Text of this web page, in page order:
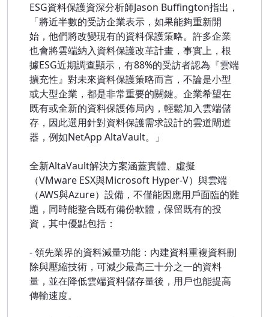
ESG資料保護資深分析師Jason Buffington指出，
「將近半數的受訪企業表示，如果能夠重新開
始，他們將改變現有的資料保護策略。許多企業
也會將雲端納入資料保護改革計畫，事實上，根
據ESG近期調查顯示，有88%的受訪者認為『雲端
擴充性』對未來資料保護策略而言，不論是小型
或大型企業，都是非常重要的關鍵。企業希望在
既有或全新的資料保護佈局內，輕鬆加入雲端儲
存，因此選用針對資料保護需求設計的雲道閘道
器，例如NetApp AltaVault。」
全新AltaVault解決方案涵蓋實體、虛擬
（VMware ESX與Microsoft Hyper-V）與雲端
（AWS與Azure）設備，不僅能因應用戶面臨的難
題，同時能整合既有備份軟體，保留既有的投
資，其中優點包括：
- 領先業界的資料減量功能：內建資料重複資料刪
除與壓縮技術，可減少最高三十分之一的資料
量，並在降低雲端資料儲存量後，用戶也能提高
傳輸速度。